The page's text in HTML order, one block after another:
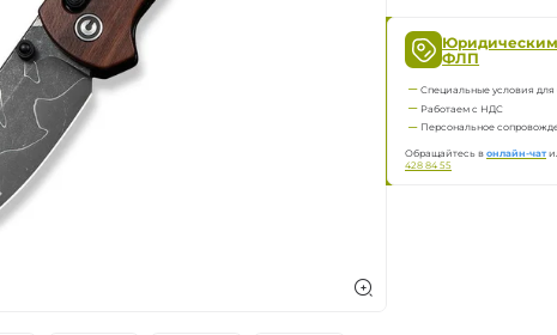
Ножи по типу замка
Ножи по назначению
ФЛП
Специальные условия для
Работаем с НДС
Персональное
Обращайтесь вонлайн-чат
428 84 55